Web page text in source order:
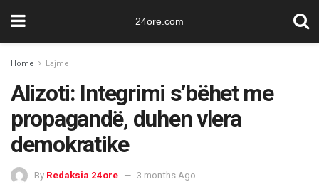
24ore.com
Home Lajme
Alizoti: Integrimi s’bëhet me
propagandë, duhen vlera
demokratike
By Redaksia 24ore 3 months Ago